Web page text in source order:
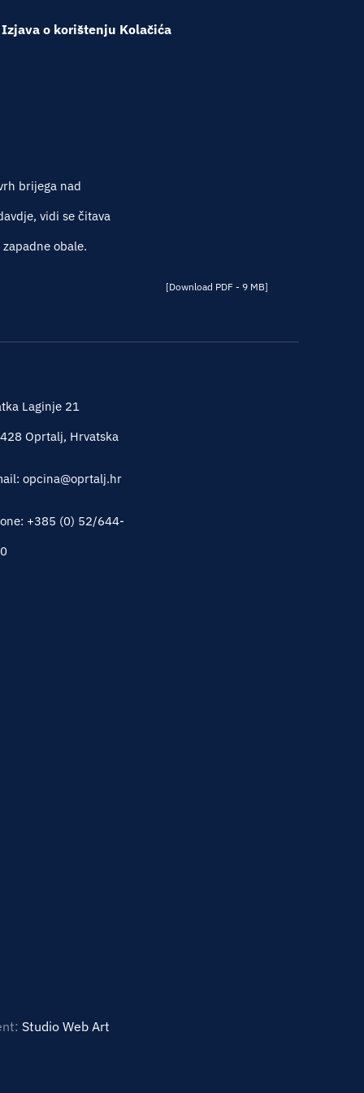
Izjava o korištenju Kolačića
brijega nad
vidi se čitava
obale.
[Download PDF - 9 MB]
Laginje 21
Oprtalj, Hrvatska
opcina@oprtalj.hr
+385 (0) 52/644-
Studio Web Art